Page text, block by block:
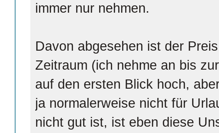
immer nur nehmen.
Davon abgesehen ist der
Zeitraum (ich nehme an bis
auf den ersten Blick hoch,
ja normalerweise nicht für
nicht gut ist, ist eben diese